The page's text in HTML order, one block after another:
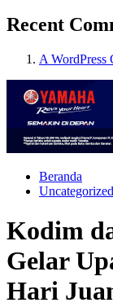
Recent
A WordPress
Beranda
Uncategorized
Kodim
Gelar
Hari